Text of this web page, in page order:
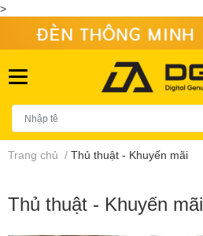
>
Trang chủ / Thủ thuật - Khuyến mãi
Thủ thuật - Khuyến mãi